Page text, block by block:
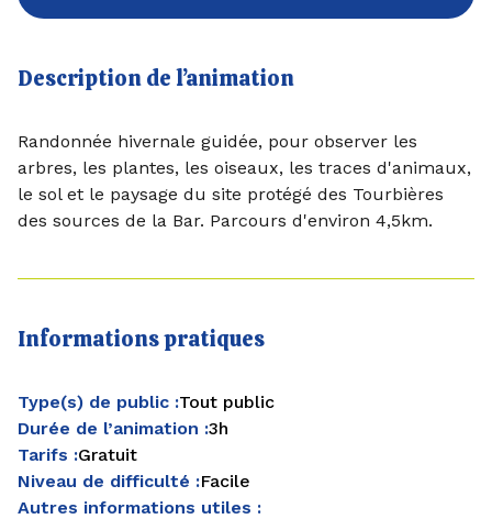
Description de l’animation
Randonnée hivernale guidée, pour observer les
arbres, les plantes, les oiseaux, les traces d'animaux,
le sol et le paysage du site protégé des Tourbières
des sources de la Bar. Parcours d'environ 4,5km.
Informations pratiques
Type(s) de public :Tout public
Durée de l’animation :3h
Tarifs :Gratuit
Niveau de difficulté :Facile
Autres informations utiles :